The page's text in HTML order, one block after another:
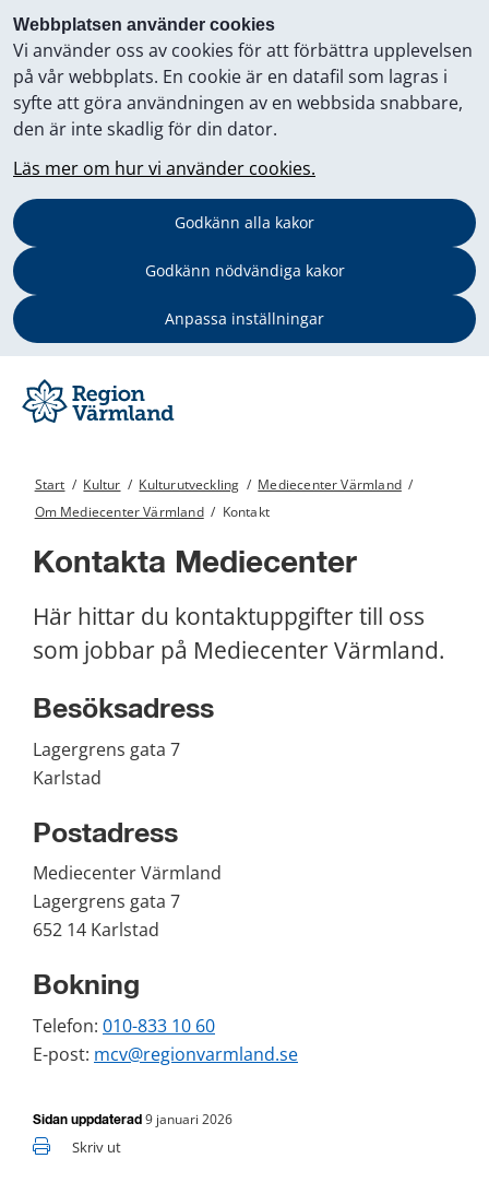
Webbplatsen använder cookies
Vi använder oss av cookies för att förbättra upplevelsen
på vår webbplats. En cookie är en datafil som lagras i
syfte att göra användningen av en webbsida snabbare,
den är inte skadlig för din dator.
Läs mer om hur vi använder cookies.
Godkänn alla kakor
Godkänn nödvändiga kakor
Anpassa inställningar
Start / Kultur / Kulturutveckling / Mediecenter Värmland /
Om Mediecenter Värmland / Kontakt
Kontakta Mediecenter
Här hittar du kontaktuppgifter till oss
som jobbar på Mediecenter Värmland.
Besöksadress
Lagergrens gata 7
Karlstad
Postadress
Mediecenter Värmland
Lagergrens gata 7
652 14 Karlstad
Bokning
Telefon: 010-833 10 60
E-post: mcv@regionvarmland.se
Sidan uppdaterad 9 januari 2026
Skriv ut